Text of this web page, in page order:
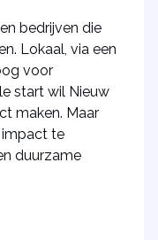
bedrijven die
Lokaal, via een
voor
start wil Nieuw
maken. Maar
impact te
duurzame